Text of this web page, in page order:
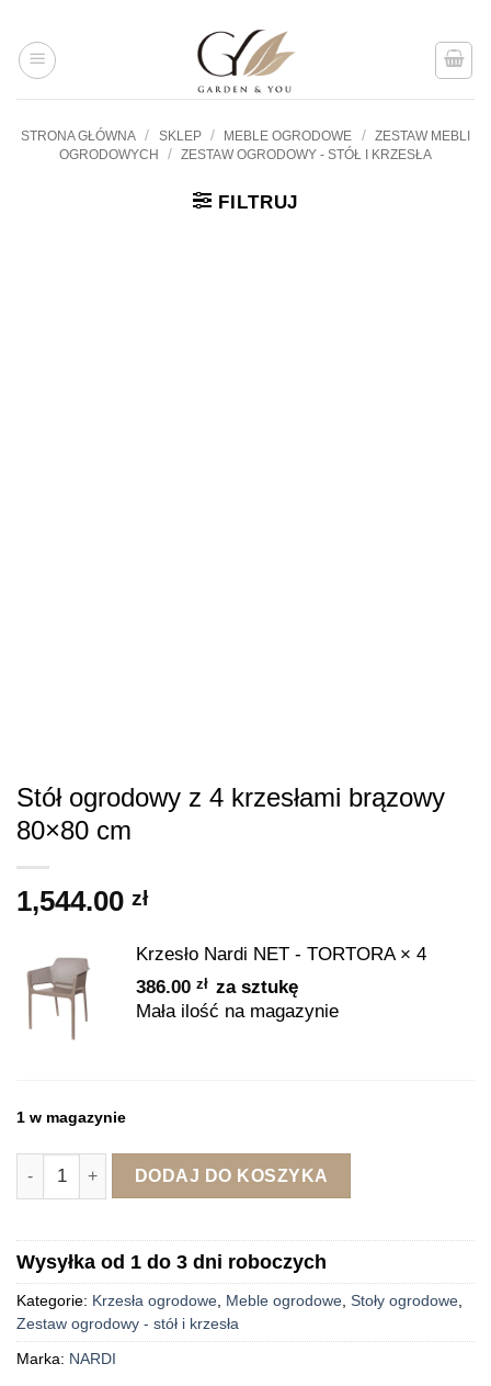
treści
STRONA GŁÓWNA / SKLEP / MEBLE OGRODOWE / ZESTAW MEBLI
OGRODOWYCH
/ ZESTAW OGRODOWY - STÓŁ I KRZESŁA
FILTRUJ
Stół ogrodowy z 4 krzesłami brązowy
80×80 cm
1,544.00 zł
Krzesło Nardi NET - TORTORA× 4
386.00zł za sztukę
Mała ilość na magazynie
1 w magazynie
ilość Stół ogrodowy z 4 krzesłami brązowy 80x80 cm
DODAJ DO KOSZYKA
Wysyłka od 1 do 3 dni roboczych
Kategorie: Krzesła ogrodowe, Meble ogrodowe, Stoły ogrodowe,
Zestaw ogrodowy - stół i krzesła
Marka: NARDI